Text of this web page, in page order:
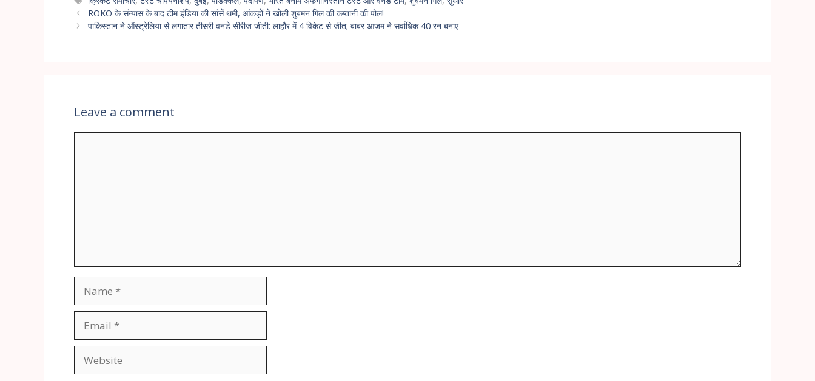
ROKO के संन्यास के बाद टीम इंडिया की सांसें थमी, आंकड़ों ने खोली शुबमन गिल की कप्तानी की पोल!
पाकिस्तान ने ऑस्ट्रेलिया से लगातार तीसरी वनडे सीरीज जीती: लाहौर में 4 विकेट से जीत; बाबर आजम ने सर्वाधिक 40 रन बनाए
Leave a comment